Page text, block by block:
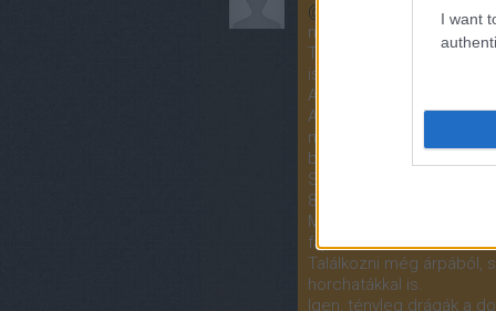
I want
@steery
: Hű, mennyi
nem voltam egyértelmű.
Teljesen nyers, kemény
is. (erről részletesen
A forró víz kb. 80-90
Az egész éjszaka
napig hagytam, mert
betettem a hűtőbe,
Sima fémszitát
800 W-os, kb. fél percig
Mandulából is lehet
fajta kell hozzá. Lehet
Találkozni még árpából,
horchatákkal is.
Igen, tényleg drágák a